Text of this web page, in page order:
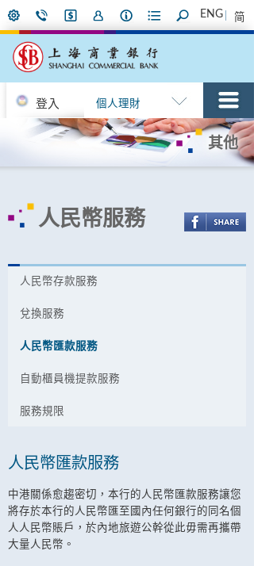
ENG 简
登入 個人理財
其他
人民幣服務
人民幣存款服務
兌換服務
人民幣匯款服務
自動櫃員機提款服務
服務規限
人民幣匯款服務
中港關係愈趨密切，本行的人民幣匯款服務讓您
將存於本行的人民幣匯至國內任何銀行的同名個
人人民幣賬戶，於內地旅遊公幹從此毋需再攜帶
大量人民幣。